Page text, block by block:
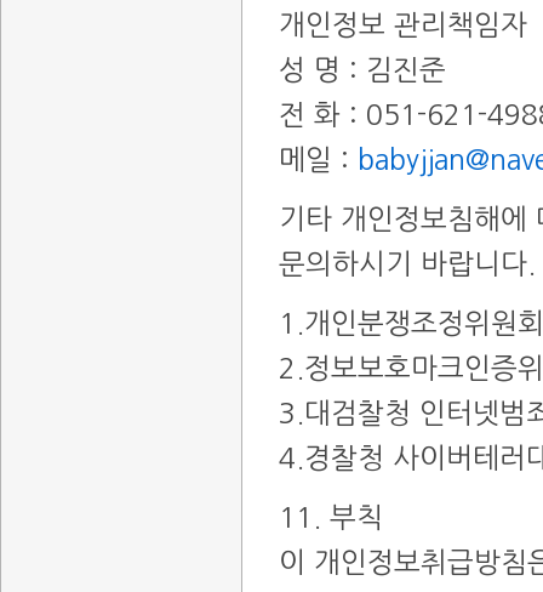
개인정보 관리책임자
성 명 : 김진준
전 화 : 051-621-
메일 :
기타 개인정보침해에
문의하시기 바랍니다.
1.개인분쟁조정위원
2.정보보호마크인증
3.대검찰청 인터넷
4.경찰청 사이버테
11. 부칙
이 개인정보취급방